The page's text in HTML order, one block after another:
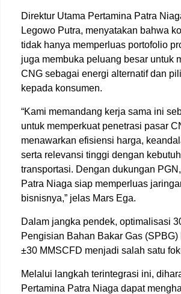
Direktur Utama Pertamina Patra
Legowo Putra, menyatakan bahwa
tidak hanya memperluas portofolio
juga membuka peluang besar untuk
CNG sebagai energi alternatif dan
kepada konsumen.
“Kami memandang kerja sama ini
untuk memperkuat penetrasi pasar
menawarkan efisiensi harga,
serta relevansi tinggi dengan
transportasi. Dengan dukungan
Patra Niaga siap memperluas
bisnisnya,” jelas Mars Ega.
Dalam jangka pendek, optimalisasi
Pengisian Bahan Bakar Gas
±30 MMSCFD menjadi salah satu
Melalui langkah terintegrasi ini,
Pertamina Patra Niaga dapat